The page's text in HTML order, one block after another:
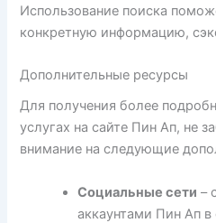
Использование поиска
конкретную информацию,
Дополнительные ресурсы
Для получения более
услугах на сайте Пин Ап, не
внимание на следующие
Социальные сети –
аккаунтами Пин Ап